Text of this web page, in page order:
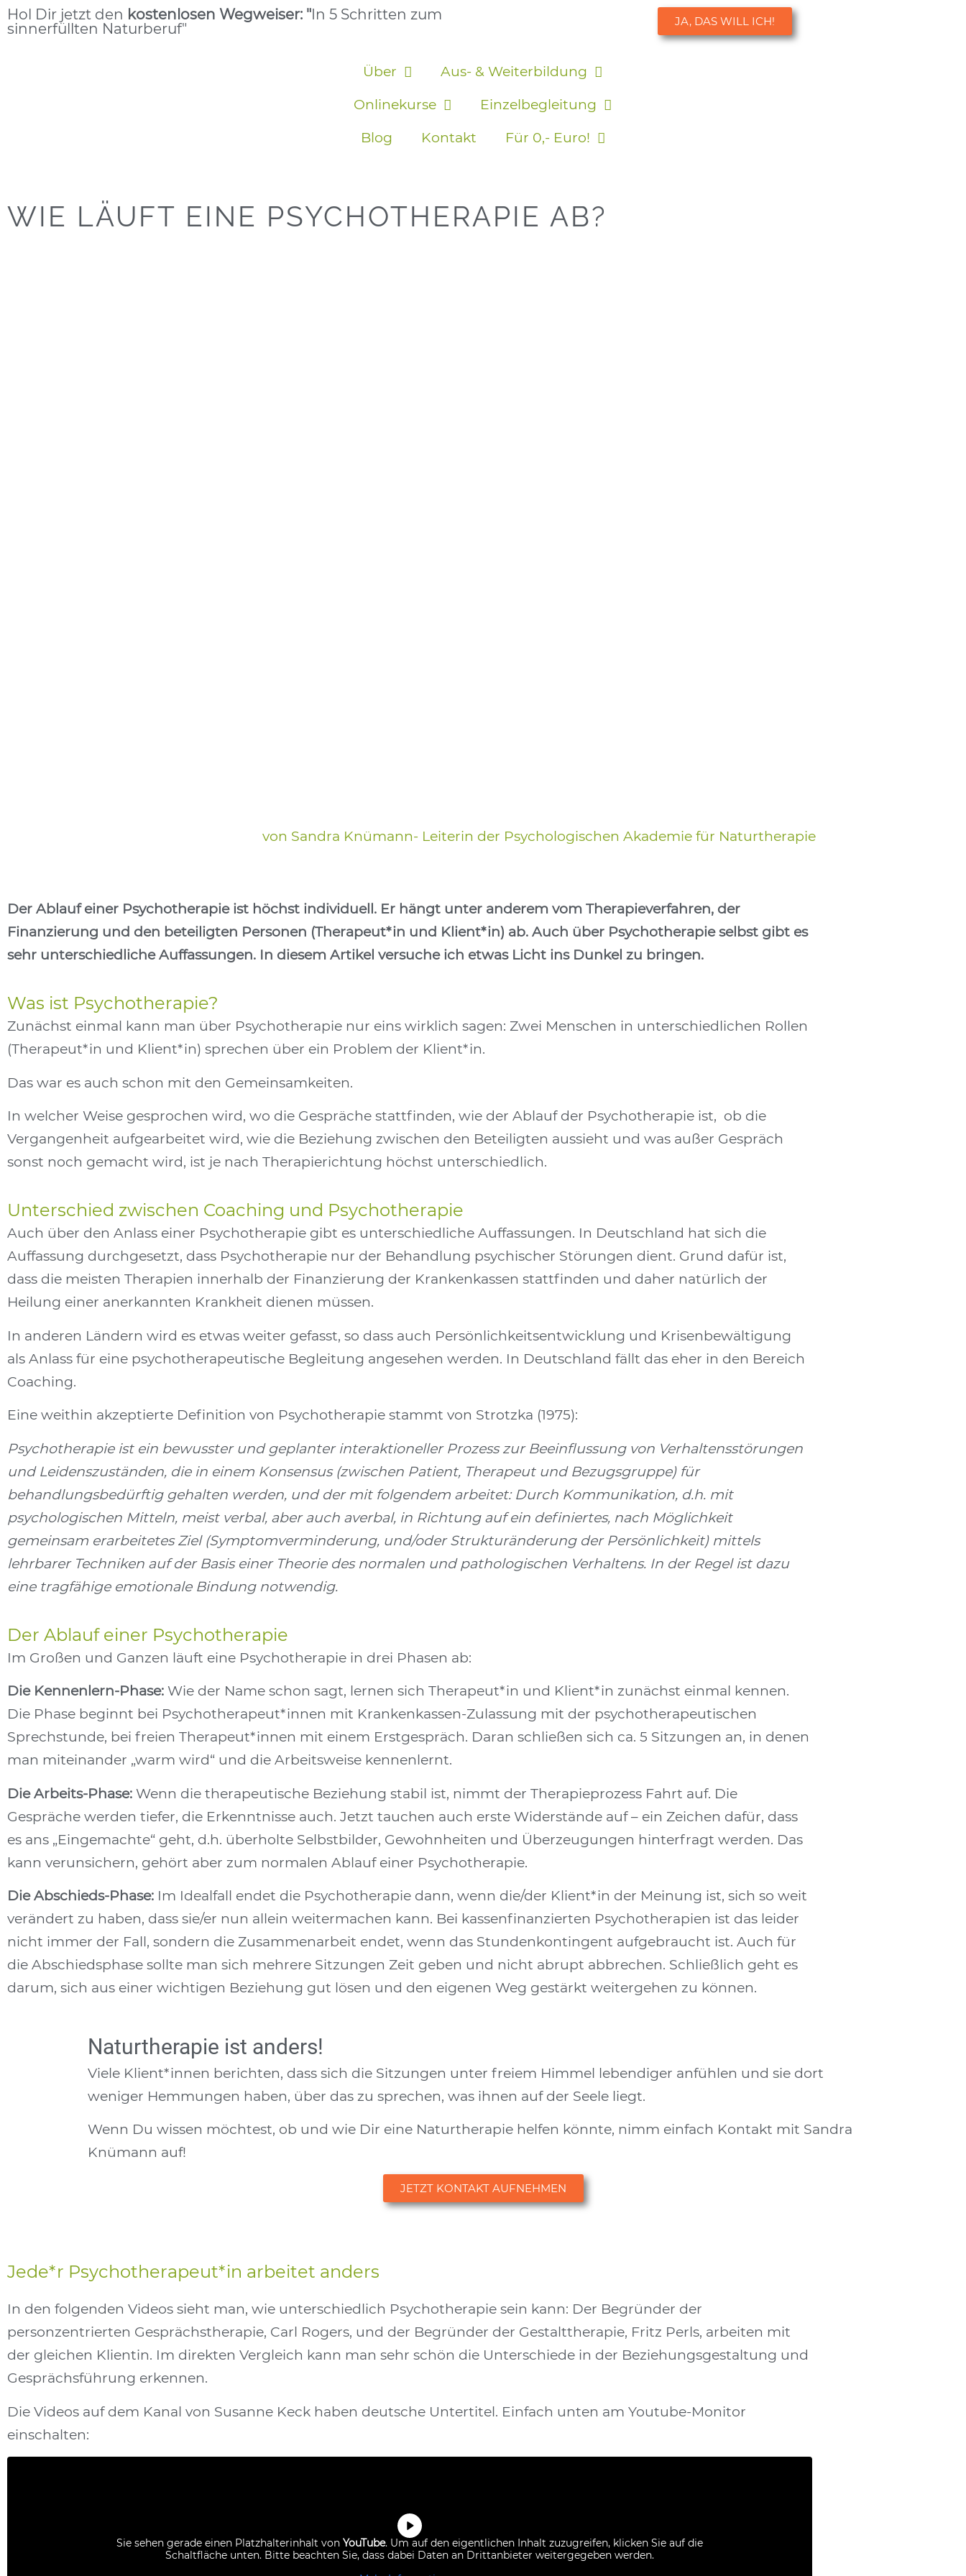
Hol Dir jetzt den kostenlosen Wegweiser: "In 5 Schritten zum
sinnerfüllten Naturberuf"
JA, DAS WILL ICH!
Über
Aus- & Weiterbildung
Onlinekurse
Einzelbegleitung
Blog
Kontakt Für 0,- Euro!
WIE LÄUFT EINE PSYCHOTHERAPIE AB?
von Sandra Knümann- Leiterin der Psychologischen Akademie für Naturtherapie
Der Ablauf einer Psychotherapie ist höchst individuell. Er hängt unter anderem vom Therapieverfahren, der
Finanzierung und den beteiligten Personen (Therapeut*in und Klient*in) ab. Auch über Psychotherapie selbst gibt es
sehr unterschiedliche Auffassungen. In diesem Artikel versuche ich etwas Licht ins Dunkel zu bringen.
Was ist Psychotherapie?
Zunächst einmal kann man über Psychotherapie nur eins wirklich sagen: Zwei Menschen in unterschiedlichen Rollen
(Therapeut*in und Klient*in) sprechen über ein Problem der Klient*in.
Das war es auch schon mit den Gemeinsamkeiten.
In welcher Weise gesprochen wird, wo die Gespräche stattfinden, wie der Ablauf der Psychotherapie ist, ob die
Vergangenheit aufgearbeitet wird, wie die Beziehung zwischen den Beteiligten aussieht und was außer Gespräch
sonst noch gemacht wird, ist je nach Therapierichtung höchst unterschiedlich.
Unterschied zwischen Coaching und Psychotherapie
Auch über den Anlass einer Psychotherapie gibt es unterschiedliche Auffassungen. In Deutschland hat sich die
Auffassung durchgesetzt, dass Psychotherapie nur der Behandlung psychischer Störungen dient. Grund dafür ist,
dass die meisten Therapien innerhalb der Finanzierung der Krankenkassen stattfinden und daher natürlich der
Heilung einer anerkannten Krankheit dienen müssen.
In anderen Ländern wird es etwas weiter gefasst, so dass auch Persönlichkeitsentwicklung und Krisenbewältigung
als Anlass für eine psychotherapeutische Begleitung angesehen werden. In Deutschland fällt das eher in den Bereich
Coaching.
Eine weithin akzeptierte Definition von Psychotherapie stammt von Strotzka (1975):
Psychotherapie ist ein bewusster und geplanter interaktioneller Prozess zur Beeinflussung von Verhaltensstörungen
und Leidenszuständen, die in einem Konsensus (zwischen Patient, Therapeut und Bezugsgruppe) für
behandlungsbedürftig gehalten werden, und der mit folgendem arbeitet: Durch Kommunikation, d.h. mit
psychologischen Mitteln, meist verbal, aber auch averbal, in Richtung auf ein definiertes, nach Möglichkeit
gemeinsam erarbeitetes Ziel (Symptomverminderung, und/oder Strukturänderung der Persönlichkeit) mittels
lehrbarer Techniken auf der Basis einer Theorie des normalen und pathologischen Verhaltens. In der Regel ist dazu
eine tragfähige emotionale Bindung notwendig.
Der Ablauf einer Psychotherapie
Im Großen und Ganzen läuft eine Psychotherapie in drei Phasen ab:
Die Kennenlern-Phase: Wie der Name schon sagt, lernen sich Therapeut*in und Klient*in zunächst einmal kennen.
Die Phase beginnt bei Psychotherapeut*innen mit Krankenkassen-Zulassung mit der psychotherapeutischen
Sprechstunde, bei freien Therapeut*innen mit einem Erstgespräch. Daran schließen sich ca. 5 Sitzungen an, in denen
man miteinander „warm wird“ und die Arbeitsweise kennenlernt.
Die Arbeits-Phase: Wenn die therapeutische Beziehung stabil ist, nimmt der Therapieprozess Fahrt auf. Die
Gespräche werden tiefer, die Erkenntnisse auch. Jetzt tauchen auch erste Widerstände auf – ein Zeichen dafür, dass
es ans „Eingemachte“ geht, d.h. überholte Selbstbilder, Gewohnheiten und Überzeugungen hinterfragt werden. Das
kann verunsichern, gehört aber zum normalen Ablauf einer Psychotherapie.
Die Abschieds-Phase: Im Idealfall endet die Psychotherapie dann, wenn die/der Klient*in der Meinung ist, sich so weit
verändert zu haben, dass sie/er nun allein weitermachen kann. Bei kassenfinanzierten Psychotherapien ist das leider
nicht immer der Fall, sondern die Zusammenarbeit endet, wenn das Stundenkontingent aufgebraucht ist. Auch für
die Abschiedsphase sollte man sich mehrere Sitzungen Zeit geben und nicht abrupt abbrechen. Schließlich geht es
darum, sich aus einer wichtigen Beziehung gut lösen und den eigenen Weg gestärkt weitergehen zu können.
Naturtherapie ist anders!
Viele Klient*innen berichten, dass sich die Sitzungen unter freiem Himmel lebendiger anfühlen und sie dort
weniger Hemmungen haben, über das zu sprechen, was ihnen auf der Seele liegt.
Wenn Du wissen möchtest, ob und wie Dir eine Naturtherapie helfen könnte, nimm einfach Kontakt mit Sandra
Knümann auf!
JETZT KONTAKT AUFNEHMEN
Jede*r Psychotherapeut*in arbeitet anders
In den folgenden Videos sieht man, wie unterschiedlich Psychotherapie sein kann: Der Begründer der
personzentrierten Gesprächstherapie, Carl Rogers, und der Begründer der Gestalttherapie, Fritz Perls, arbeiten mit
der gleichen Klientin. Im direkten Vergleich kann man sehr schön die Unterschiede in der Beziehungsgestaltung und
Gesprächsführung erkennen.
Die Videos auf dem Kanal von Susanne Keck haben deutsche Untertitel. Einfach unten am Youtube-Monitor
einschalten:
Sie sehen gerade einen Platzhalterinhalt von YouTube. Um auf den eigentlichen Inhalt zuzugreifen, klicken Sie auf die
Schaltfläche unten. Bitte beachten Sie, dass dabei Daten an Drittanbieter weitergegeben werden.